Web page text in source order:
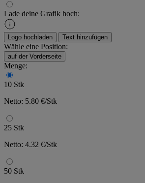
Lade deine Grafik hoch:
Logo hochladen Text hinzufügen
Wähle eine Position:
auf der Vorderseite
Menge:
10 Stk
Netto: 5.80 €/Stk
25 Stk
Netto: 4.32 €/Stk
50 Stk